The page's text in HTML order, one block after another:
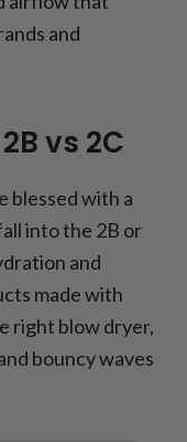
and
vs 2C
blessed with a
into the 2B or
and
made with
right blow dryer,
bouncy waves